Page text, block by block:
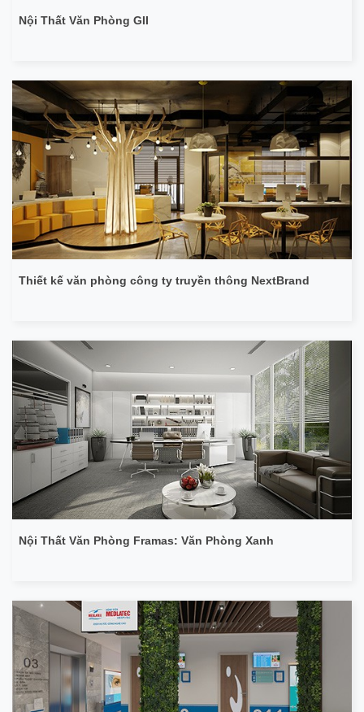
Nội Thất Văn Phòng GII
Thiết kế văn phòng công ty truyền thông NextBrand
Nội Thất Văn Phòng Framas: Văn Phòng Xanh